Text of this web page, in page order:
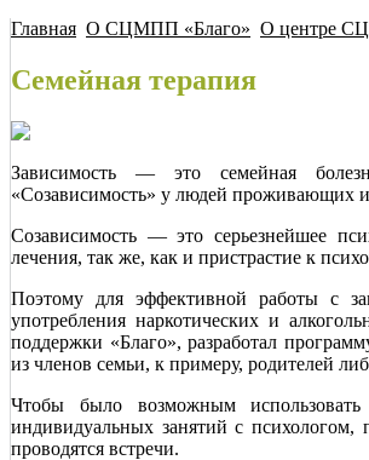
Главная О СЦМПП «Благо» О центре
Семейная терапия
Зависимость — это семейная
«Созависимость» у людей проживающих
Созависимость — это серьезнейшее
лечения, так же, как и пристрастие к
Поэтому для эффективной работы с
употребления наркотических и
поддержки «Благо», разработал
из членов семьи, к примеру, родителей
Чтобы было возможным
индивидуальных занятий с психологом,
проводятся встречи.